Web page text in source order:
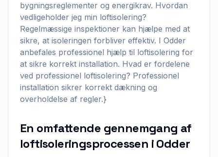
bygningsreglementer og energikrav. Hvordan
vedligeholder jeg min loftisolering?
Regelmæssige inspektioner kan hjælpe med at
sikre, at isoleringen forbliver effektiv. I Odder
anbefales professionel hjælp til loftisolering for
at sikre korrekt installation. Hvad er fordelene
ved professionel loftisolering? Professionel
installation sikrer korrekt dækning og
overholdelse af regler.}
En omfattende gennemgang af
loftisoleringsprocessen i Odder